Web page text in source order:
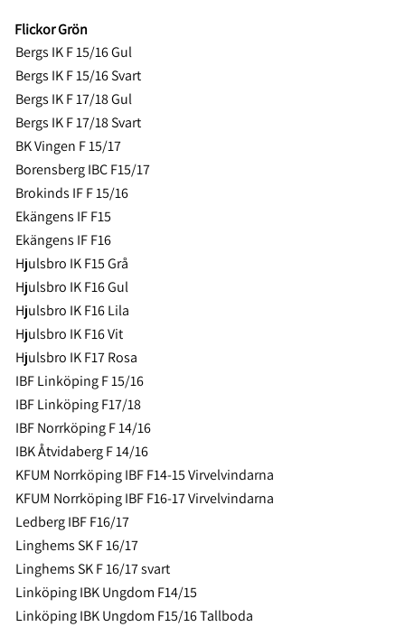
Flickor Grön
Bergs IK F 15/16 Gul
Bergs IK F 15/16 Svart
Bergs IK F 17/18 Gul
Bergs IK F 17/18 Svart
BK Vingen F 15/17
Borensberg IBC F15/17
Brokinds IF F 15/16
Ekängens IF F15
Ekängens IF F16
Hjulsbro IK F15 Grå
Hjulsbro IK F16 Gul
Hjulsbro IK F16 Lila
Hjulsbro IK F16 Vit
Hjulsbro IK F17 Rosa
IBF Linköping F 15/16
IBF Linköping F17/18
IBF Norrköping F 14/16
IBK Åtvidaberg F 14/16
KFUM Norrköping IBF F14-15 Virvelvindarna
KFUM Norrköping IBF F16-17 Virvelvindarna
Ledberg IBF F16/17
Linghems SK F 16/17
Linghems SK F 16/17 svart
Linköping IBK Ungdom F14/15
Linköping IBK Ungdom F15/16 Tallboda